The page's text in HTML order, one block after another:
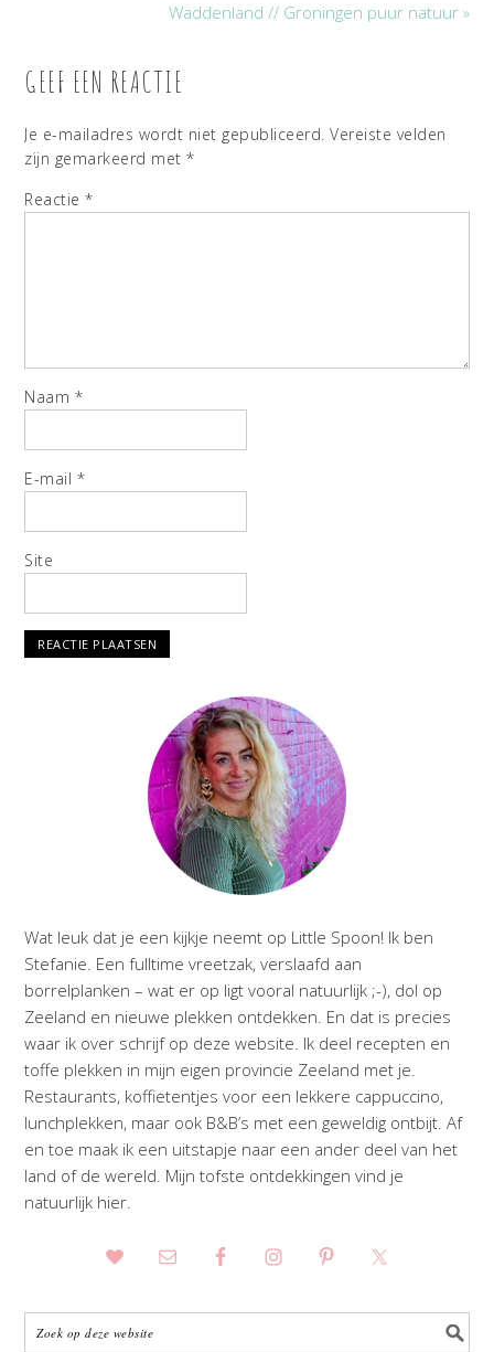
Waddenland // Groningen puur natuur »
GEEF EEN REACTIE
Je e-mailadres wordt niet gepubliceerd. Vereiste velden
zijn gemarkeerd met*
Reactie*
Naam *
E-mail *
Site
Wat leuk dat je een kijkje neemt op Little Spoon! Ik ben
Stefanie. Een fulltime vreetzak, verslaafd aan
borrelplanken – wat er op ligt vooral natuurlijk ;-), dol op
Zeeland en nieuwe plekken ontdekken. En dat is precies
waar ik over schrijf op deze website. Ik deel recepten en
toffe plekken in mijn eigen provincie Zeeland met je.
Restaurants, koffietentjes voor een lekkere cappuccino,
lunchplekken, maar ook B&B’s met een geweldig ontbijt. Af
en toe maak ik een uitstapje naar een ander deel van het
land of de wereld. Mijn tofste ontdekkingen vind je
natuurlijk hier.